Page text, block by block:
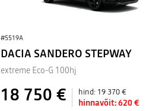
#5519A
DACIA SANDERO STEPWAY
extreme Eco-G 100hj
18 750 € hind: 19 370 €
hinnavõit:620 €